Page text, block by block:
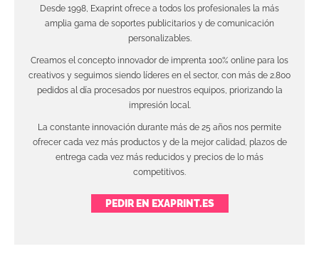
Desde 1998, Exaprint ofrece a todos los profesionales la más
amplia gama de soportes publicitarios y de comunicación
personalizables.
Creamos el concepto innovador de imprenta 100% online para los
creativos y seguimos siendo líderes en el sector, con más de 2.800
pedidos al día procesados por nuestros equipos, priorizando la
impresión local.
La constante innovación durante más de 25 años nos permite
ofrecer cada vez más productos y de la mejor calidad, plazos de
entrega cada vez más reducidos y precios de lo más
competitivos.
PEDIR EN EXAPRINT.ES